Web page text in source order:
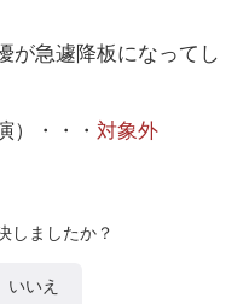
が急遽降板になってし
）・・・ 対象外
しましたか？
いいえ